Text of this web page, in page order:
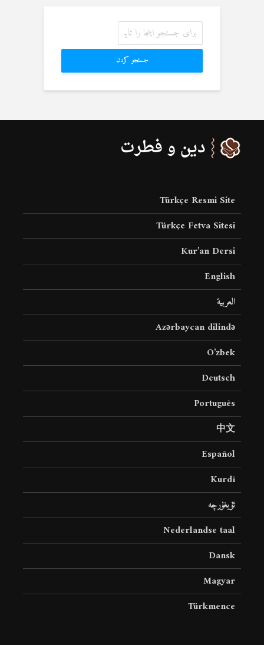
جستجو کردن
Türkçe Resmi Site
Türkçe Fetva Sitesi
Kur’an Dersi
English
العربية
Azərbaycan dilində
O’zbek
Deutsch
Português
中文
Español
Kurdî
ئۇيغۇرچە
Nederlandse taal
Dansk
Magyar
Türkmence